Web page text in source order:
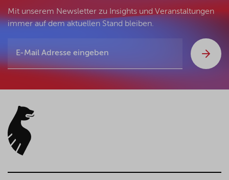
Mit unserem Newsletter zu Insights und Veranstaltungen
immer auf dem aktuellen Stand bleiben.